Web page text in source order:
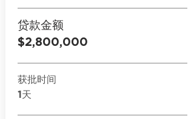
贷款金额
$2,800,000
获批时间
1天